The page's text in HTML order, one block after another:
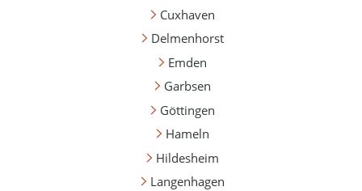
Cuxhaven
Delmenhorst
Emden
Garbsen
Göttingen
Hameln
Hildesheim
Langenhagen